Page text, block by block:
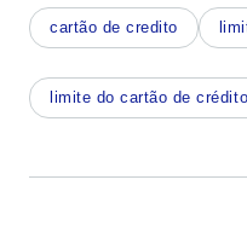
cartão de credito
limite do cartão de crédito